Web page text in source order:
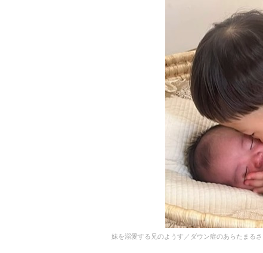
妹を溺愛する兄のようす／ダウン症のあらたまるさ